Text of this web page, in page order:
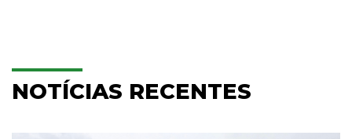
NOTÍCIAS RECENTES